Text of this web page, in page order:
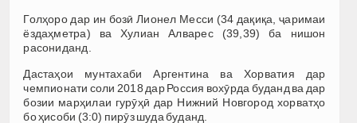
Голҳоро дар ин бозӣ Лионел Месси (34 дақиқа, ҷаримаи
ёздаҳметра) ва Хулиан Алварес (39,39) ба нишон
расониданд.
Дастаҳои мунтахаби Аргентина ва Хорватия дар
чемпионати соли 2018 дар Россия вохӯрда буданд ва дар
бозии марҳилаи гурӯҳӣ дар Нижний Новгород хорватҳо
бо ҳисоби (3:0) пирӯз шуда буданд.